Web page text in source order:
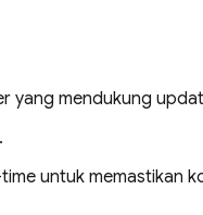
yang mendukung
untuk memastikan